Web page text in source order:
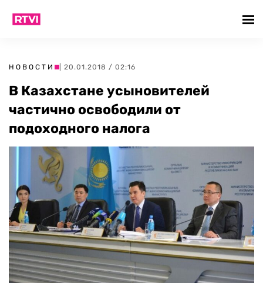
НОВОСТИ | 20.01.2018 / 02:16
В Казахстане усыновителей
частично освободили от
подоходного налога